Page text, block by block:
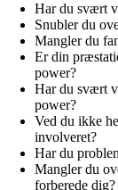
Har du svært
Snubler du
Mangler du
Er din
power?
Har du svært
power?
Ved du ikke
involveret?
Har du
Mangler du
forberede dig?